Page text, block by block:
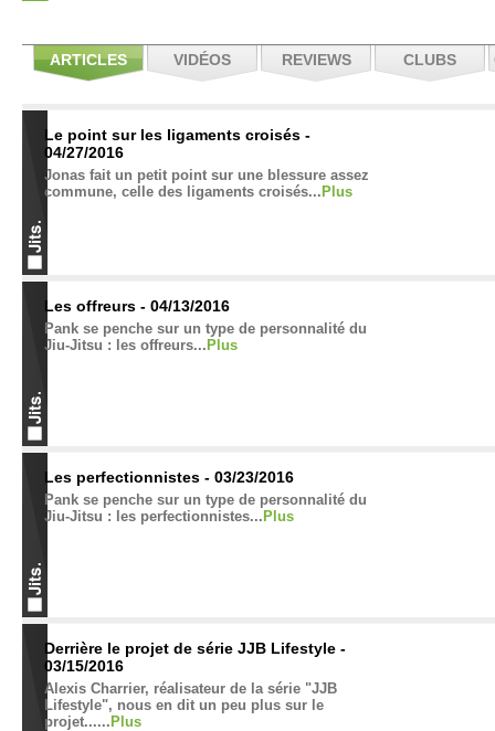
ARTICLES VIDÉOS REVIEWS CLUBS
Le point sur les ligaments croisés -
04/27/2016
Jonas fait un petit point sur une blessure assez
commune, celle des ligaments croisés... Plus
Les offreurs - 04/13/2016
Pank se penche sur un type de personnalité du
Jiu-Jitsu : les offreurs... Plus
Les perfectionnistes - 03/23/2016
Pank se penche sur un type de personnalité du
Jiu-Jitsu : les perfectionnistes... Plus
Derrière le projet de série JJB Lifestyle -
03/15/2016
Alexis Charrier, réalisateur de la série "JJB
Lifestyle", nous en dit un peu plus sur le
projet...... Plus